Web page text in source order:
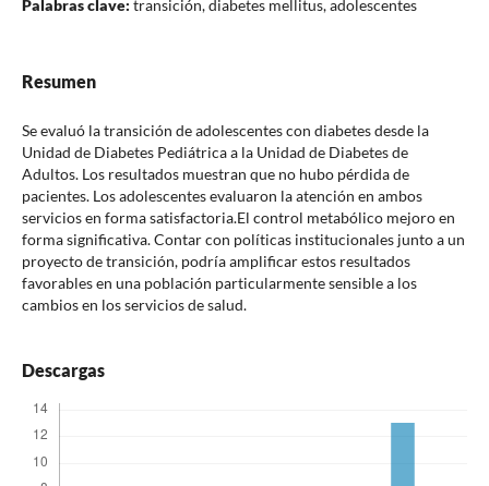
Palabras clave: transición, diabetes mellitus, adolescentes
Resumen
Se evaluó la transición de adolescentes con diabetes desde la
Unidad de Diabetes Pediátrica a la Unidad de Diabetes de
Adultos. Los resultados muestran que no hubo pérdida de
pacientes. Los adolescentes evaluaron la atención en ambos
servicios en forma satisfactoria.El control metabólico mejoro en
forma significativa. Contar con políticas institucionales junto a un
proyecto de transición, podría amplificar estos resultados
favorables en una población particularmente sensible a los
cambios en los servicios de salud.
Descargas